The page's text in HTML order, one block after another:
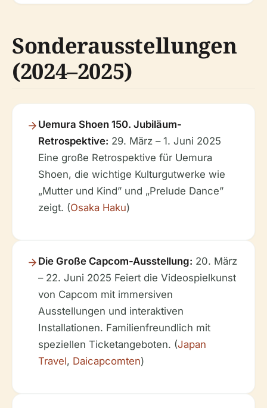
Sonderausstellungen
(2024–2025)
Uemura Shoen 150. Jubiläum-
Retrospektive: 29. März – 1. Juni 2025
Eine große Retrospektive für Uemura
Shoen, die wichtige Kulturgutwerke wie
„Mutter und Kind” und „Prelude Dance”
zeigt. (Osaka Haku)
Die Große Capcom-Ausstellung: 20. März
– 22. Juni 2025 Feiert die Videospielkunst
von Capcom mit immersiven
Ausstellungen und interaktiven
Installationen. Familienfreundlich mit
speziellen Ticketangeboten. (Japan
Travel, Daicapcomten)